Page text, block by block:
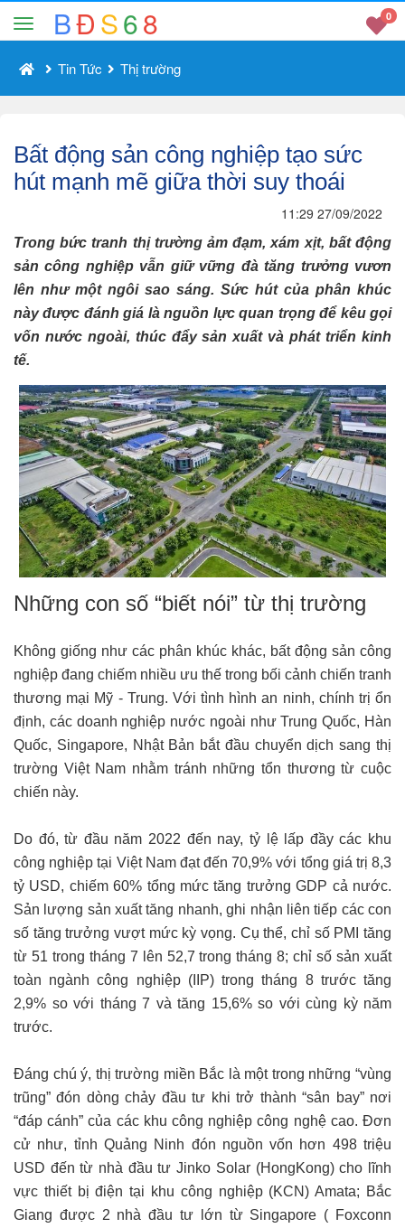
BĐS68 0
Tin Tức Thị trường
Bất động sản công nghiệp tạo sức
hút mạnh mẽ giữa thời suy thoái
11:29 27/09/2022
Trong bức tranh thị trường ảm đạm, xám xịt, bất động
sản công nghiệp vẫn giữ vững đà tăng trưởng vươn
lên như một ngôi sao sáng. Sức hút của phân khúc
này được đánh giá là nguồn lực quan trọng để kêu gọi
vốn nước ngoài, thúc đẩy sản xuất và phát triển kinh
tế.
Những con số “biết nói” từ thị trường
Không giống như các phân khúc khác, bất động sản công
nghiệp đang chiếm nhiều ưu thế trong bối cảnh chiến tranh
thương mại Mỹ - Trung. Với tình hình an ninh, chính trị ổn
định, các doanh nghiệp nước ngoài như Trung Quốc, Hàn
Quốc, Singapore, Nhật Bản bắt đầu chuyển dịch sang thị
trường Việt Nam nhằm tránh những tổn thương từ cuộc
chiến này.
Do đó, từ đầu năm 2022 đến nay, tỷ lệ lấp đầy các khu
công nghiệp tại Việt Nam đạt đến 70,9% với tổng giá trị 8,3
tỷ USD, chiếm 60% tổng mức tăng trưởng GDP cả nước.
Sản lượng sản xuất tăng nhanh, ghi nhận liên tiếp các con
số tăng trưởng vượt mức kỳ vọng. Cụ thể, chỉ số PMI tăng
từ 51 trong tháng 7 lên 52,7 trong tháng 8; chỉ số sản xuất
toàn ngành công nghiệp (IIP) trong tháng 8 trước tăng
2,9% so với tháng 7 và tăng 15,6% so với cùng kỳ năm
trước.
Đáng chú ý, thị trường miền Bắc là một trong những “vùng
trũng” đón dòng chảy đầu tư khi trở thành “sân bay” nơi
“đáp cánh” của các khu công nghiệp công nghệ cao. Đơn
cử như, tỉnh Quảng Ninh đón nguồn vốn hơn 498 triệu
USD đến từ nhà đầu tư Jinko Solar (HongKong) cho lĩnh
vực thiết bị điện tại khu công nghiệp (KCN) Amata; Bắc
Giang được 2 nhà đầu tư lớn từ Singapore ( Foxconn